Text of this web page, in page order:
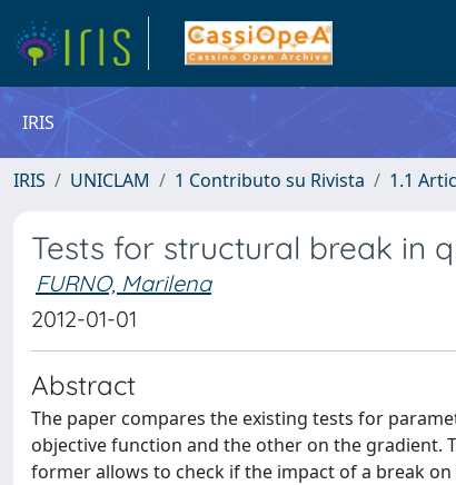
IRIS
IRIS UNICLAM 1 Contributo su Rivista 1.1
Tests for structural break in
FURNO, Marilena
2012-01-01
Abstract
The paper compares the existing tests for
objective function and the other on the gradient.
former allows to check if the impact of a break